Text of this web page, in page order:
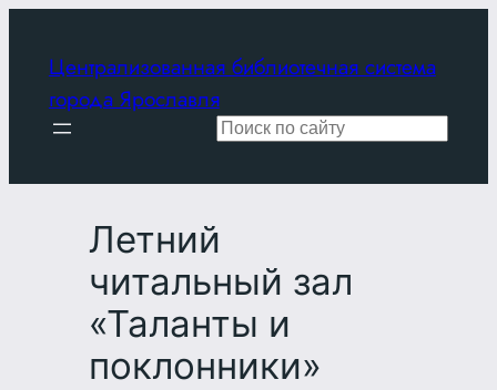
содержимому
Централизованная библиотечная система
города Ярославля
Поиск
Летний
читальный зал
«Таланты и
поклонники»